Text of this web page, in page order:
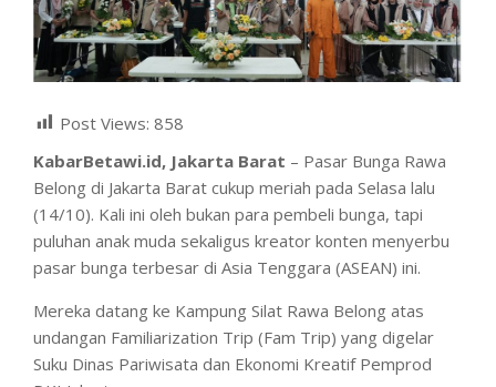
Post Views: 858
KabarBetawi.id, Jakarta Barat – Pasar Bunga Rawa
Belong di Jakarta Barat cukup meriah pada Selasa lalu
(14/10). Kali ini oleh bukan para pembeli bunga, tapi
puluhan anak muda sekaligus kreator konten menyerbu
pasar bunga terbesar di Asia Tenggara (ASEAN) ini.
Mereka datang ke Kampung Silat Rawa Belong atas
undangan Familiarization Trip (Fam Trip) yang digelar
Suku Dinas Pariwisata dan Ekonomi Kreatif Pemprod